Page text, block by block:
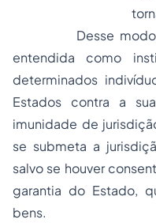
Desse modo, a
entendida como
determinados
Estados contra a
imunidade de
se submeta a
salvo se houver
garantia do Estado,
bens.